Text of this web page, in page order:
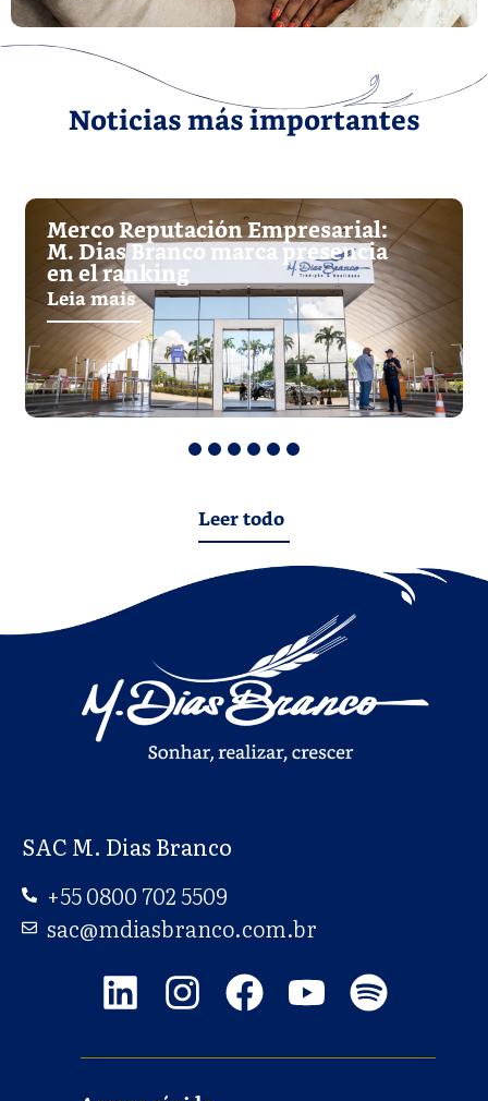
Noticias más importantes
Merco Reputación Empresarial:
M. Dias Branco marca presencia
en el ranking
Leia mais
4 5 6
Leer todo
SAC M. Dias Branco
+55 0800 702 5509
sac@mdiasbranco.com.br